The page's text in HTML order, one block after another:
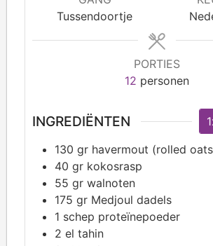
Tussendoortje
PORTIES
12 personen
INGREDIËNTEN
130 gr havermout (rolled
40 gr kokosrasp
55 gr walnoten
175 gr Medjoul dadels
1 schep proteïnepoeder
2 el tahin